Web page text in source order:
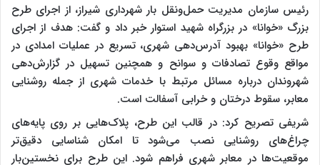
رئیس سازمان مدیریت حمل‌ونقل بار شهرداری شیراز، از اجرای طرح
بزرگ «خوانا» در بزرگراه شهید استوار خبر داد و گفت: هدف از اجرای
طرح «خوانا» بهبود آدرس‌دهی شهری، تسریع در عملیات امدادی در
مواقع وقوع تصادفات و سوانح و همچنین تسهیل در گزارش‌دهی
شهروندان درباره مسائل مرتبط با خدمات شهری از جمله روشنایی
معابر، سقوط درختان و خرابی آسفالت است.
شریفی تصریح کرد: در قالب این طرح، پلاک‌هایی بر روی پایه‌های
چراغ‌های روشنایی نصب می‌شود تا امکان شناسایی دقیق‌تر
موقعیت‌ها در معابر شهری فراهم شود. این طرح برای نخستین‌بار